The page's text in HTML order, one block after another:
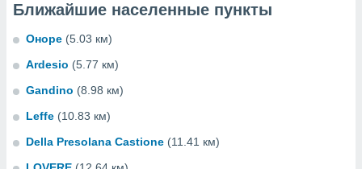
Ближайшие населенные пункты
Оноре (5.03 км)
Ardesio (5.77 км)
Gandino (8.98 км)
Leffe (10.83 км)
Della Presolana Castione (11.41 км)